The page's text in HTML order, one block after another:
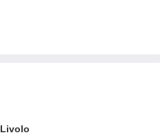
Livolo